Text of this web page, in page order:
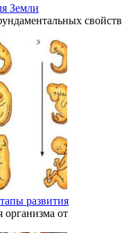
Земли
свойств
развития
организма от